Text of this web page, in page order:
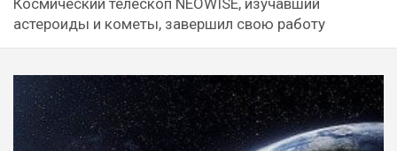
Космический телескоп NEOWISE, изучавший
астероиды и кометы, завершил свою работу